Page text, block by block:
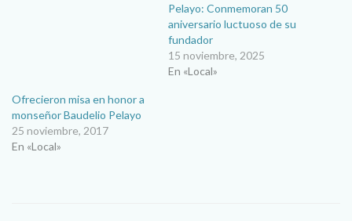
Pelayo: Conmemoran 50
aniversario luctuoso de su
fundador
15 noviembre, 2025
En «Local»
Ofrecieron misa en honor a
monseñor Baudelio Pelayo
25 noviembre, 2017
En «Local»